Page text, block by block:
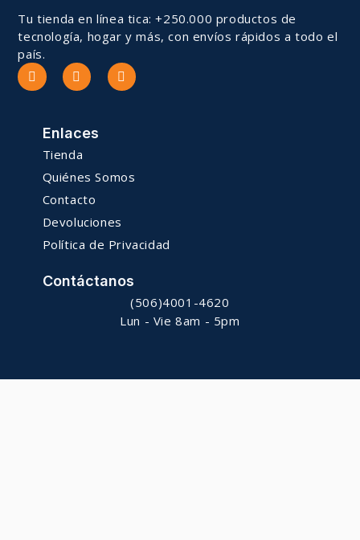
Tu tienda en línea tica: +250.000 productos de
tecnología, hogar y más, con envíos rápidos a todo el
país.
Enlaces
Tienda
Quiénes Somos
Contacto
Devoluciones
Política de Privacidad
Contáctanos
(506)4001-4620
Lun - Vie 8am - 5pm